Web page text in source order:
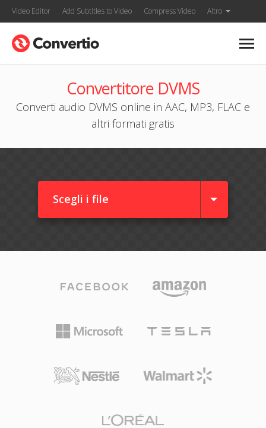
Video Editor Add Subtitles to Video Compress Video Altro
Convertitore DVMS
Converti audio DVMS online in AAC, MP3, FLAC e
altri formati gratis
Scegli i file